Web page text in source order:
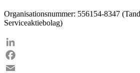
Organisationsnummer: 556154-8347
Serviceaktiebolag)
LinkedIn
Facebook